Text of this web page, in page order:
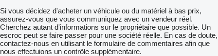
Si vous décidez d'acheter un véhicule ou du matériel à bas prix,
assurez-vous que vous communiquez avec un vendeur réel.
Cherchez autant d'informations sur le propriétaire que possible. Un
escroc peut se faire passer pour une société réelle. En cas de doute,
contactez-nous en utilisant le formulaire de commentaires afin que
nous effectuions un contrôle supplémentaire.